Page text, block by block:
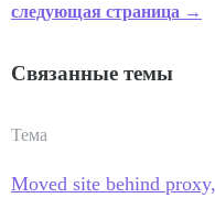
следующая страница →
Связанные темы
Тема
Moved site behind proxy,